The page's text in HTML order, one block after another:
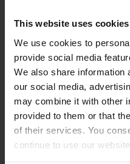
This website uses cookies
We use cookies to
provide social media
We also share information
our social media,
may combine it with other
provided to them or that
of their services. You
continue to use our website.
Systemarchitektur und eine
Hochvolt-Technologie ihre
schweren Staplersegment
Technologievision mit
Der FalcOn wird auf der
steht exemplarisch für die
Entwicklungsrichtung von